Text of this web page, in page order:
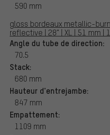
590 mm
gloss bordeaux metallic-
reflective | 28" | XL | 51 mm |
Angle du tube de direction:
70.5
Stack:
680 mm
Hauteur d'entrejambe:
847 mm
Empattement:
1109 mm